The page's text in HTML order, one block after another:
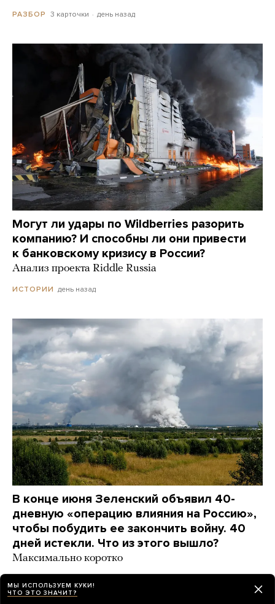
РАЗБОР 3 карточки день назад
Могут ли удары по Wildberries разорить
компанию? И способны ли они привести
к банковскому кризису в России?
Анализ проекта Riddle Russia
ИСТОРИИ день назад
В конце июня Зеленский объявил 40-
дневную «операцию влияния на Россию»,
чтобы побудить ее закончить войну. 40
дней истекли. Что из этого вышло?
Максимально коротко
МЫ ИСПОЛЬЗУЕМ КУКИ!
ЧТО ЭТО ЗНАЧИТ?